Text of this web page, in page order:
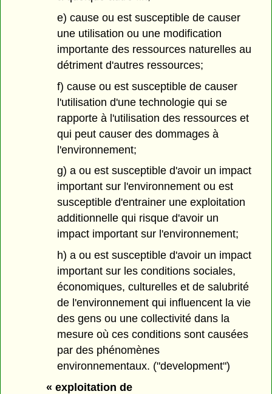
e) cause ou est susceptible de causer
une utilisation ou une modification
importante des ressources naturelles au
détriment d'autres ressources;
f) cause ou est susceptible de causer
l'utilisation d'une technologie qui se
rapporte à l'utilisation des ressources et
qui peut causer des dommages à
l'environnement;
g) a ou est susceptible d'avoir un impact
important sur l'environnement ou est
susceptible d'entrainer une exploitation
additionnelle qui risque d'avoir un
impact important sur l'environnement;
h) a ou est susceptible d'avoir un impact
important sur les conditions sociales,
économiques, culturelles et de salubrité
de l'environnement qui influencent la vie
des gens ou une collectivité dans la
mesure où ces conditions sont causées
par des phénomènes
environnementaux. ("development")
« exploitation de